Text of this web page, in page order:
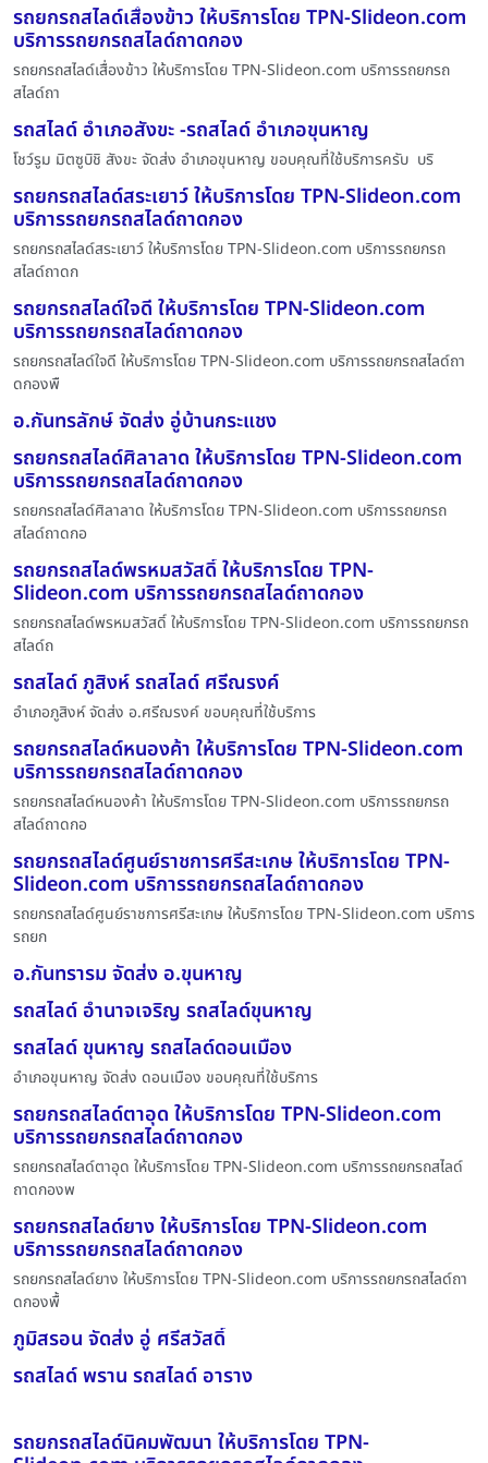
รถยกรถสไลด์เสื่องข้าว ให้บริการโดย TPN-Slideon.com
บริการรถยกรถสไลด์ถาดกอง
รถยกรถสไลด์เสื่องข้าว ให้บริการโดย TPN-Slideon.com บริการรถยกรถ
สไลด์ถา
รถสไลด์ อำเภอสังขะ -รถสไลด์ อำเภอขุนหาญ
โชว์รูม มิตซูบิชิ สังขะ จัดส่ง อำเภอขุนหาญ ขอบคุณที่ใช้บริการครับ บริ
รถยกรถสไลด์สระเยาว์ ให้บริการโดย TPN-Slideon.com
บริการรถยกรถสไลด์ถาดกอง
รถยกรถสไลด์สระเยาว์ ให้บริการโดย TPN-Slideon.com บริการรถยกรถ
สไลด์ถาดก
รถยกรถสไลด์ใจดี ให้บริการโดย TPN-Slideon.com
บริการรถยกรถสไลด์ถาดกอง
รถยกรถสไลด์ใจดี ให้บริการโดย TPN-Slideon.com บริการรถยกรถสไลด์ถา
ดกองพื
อ.กันทรลักษ์ จัดส่ง อู่บ้านกระแชง
รถยกรถสไลด์ศิลาลาด ให้บริการโดย TPN-Slideon.com
บริการรถยกรถสไลด์ถาดกอง
รถยกรถสไลด์ศิลาลาด ให้บริการโดย TPN-Slideon.com บริการรถยกรถ
สไลด์ถาดกอ
รถยกรถสไลด์พรหมสวัสดิ์ ให้บริการโดย TPN-
Slideon.com บริการรถยกรถสไลด์ถาดกอง
รถยกรถสไลด์พรหมสวัสดิ์ ให้บริการโดย TPN-Slideon.com บริการรถยกรถ
สไลด์ถ
รถสไลด์ ภูสิงห์ รถสไลด์ ศรีณรงค์
อำเภอภูสิงห์ จัดส่ง อ.ศรีฌรงค์ ขอบคุณที่ใช้บริการ
รถยกรถสไลด์หนองค้า ให้บริการโดย TPN-Slideon.com
บริการรถยกรถสไลด์ถาดกอง
รถยกรถสไลด์หนองค้า ให้บริการโดย TPN-Slideon.com บริการรถยกรถ
สไลด์ถาดกอ
รถยกรถสไลด์ศูนย์ราชการศรีสะเกษ ให้บริการโดย TPN-
Slideon.com บริการรถยกรถสไลด์ถาดกอง
รถยกรถสไลด์ศูนย์ราชการศรีสะเกษ ให้บริการโดย TPN-Slideon.com บริการ
รถยก
อ.กันทรารม จัดส่ง อ.ขุนหาญ
รถสไลด์ อำนาจเจริญ รถสไลด์ขุนหาญ
รถสไลด์ ขุนหาญ รถสไลด์ดอนเมือง
อำเภอขุนหาญ จัดส่ง ดอนเมือง ขอบคุณที่ใช้บริการ
รถยกรถสไลด์ตาอุด ให้บริการโดย TPN-Slideon.com
บริการรถยกรถสไลด์ถาดกอง
รถยกรถสไลด์ตาอุด ให้บริการโดย TPN-Slideon.com บริการรถยกรถสไลด์
ถาดกองพ
รถยกรถสไลด์ยาง ให้บริการโดย TPN-Slideon.com
บริการรถยกรถสไลด์ถาดกอง
รถยกรถสไลด์ยาง ให้บริการโดย TPN-Slideon.com บริการรถยกรถสไลด์ถา
ดกองพื้
ภูมิสรอน จัดส่ง อู่ ศรีสวัสดิ์
รถสไลด์ พราน รถสไลด์ อาราง
รถยกรถสไลด์นิคมพัฒนา ให้บริการโดย TPN-